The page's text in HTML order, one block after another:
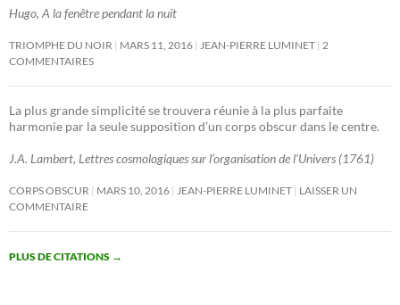
Hugo, A la fenêtre pendant la nuit
TRIOMPHE DU NOIR MARS 11, 2016 JEAN-PIERRE LUMINET 2
COMMENTAIRES
La plus grande simplicité se trouvera réunie à la plus parfaite
harmonie par la seule supposition d’un corps obscur dans le centre.
J.A. Lambert, Lettres cosmologiques sur l’organisation de l’Univers (1761)
CORPS OBSCUR MARS 10, 2016 JEAN-PIERRE LUMINET LAISSER UN
COMMENTAIRE
PLUS DE CITATIONS →